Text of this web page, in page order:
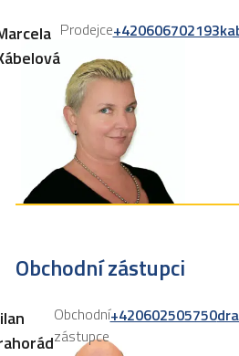
Prodejce+420606702193
Obchodní zástupci
Obchodní
zástupce
+420602505750